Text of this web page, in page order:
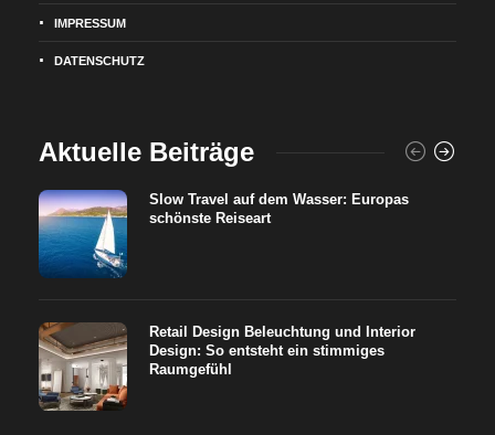
IMPRESSUM
DATENSCHUTZ
Aktuelle Beiträge
Slow Travel auf dem Wasser: Europas
schönste Reiseart
Retail Design Beleuchtung und Interior
Design: So entsteht ein stimmiges
Raumgefühl